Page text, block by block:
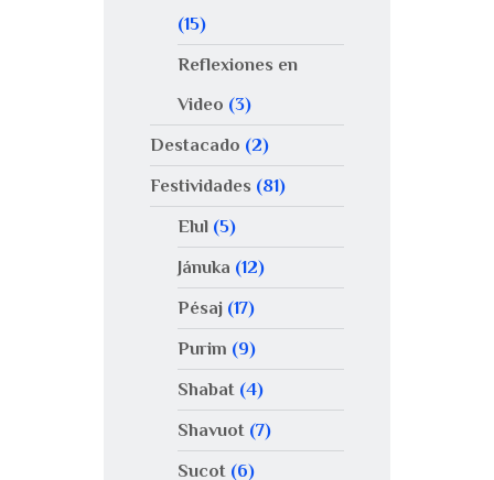
(15)
Reflexiones en
Video (3)
Destacado (2)
Festividades (81)
Elul(5)
Jánuka (12)
Pésaj(17)
Purim (9)
Shabat (4)
Shavuot (7)
Sucot (6)